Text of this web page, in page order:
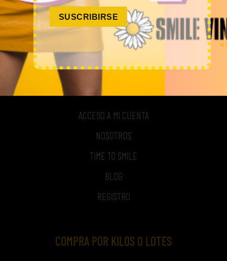
experimentado y especializado en el sector de la moda.
MI CUENTA
ACCESO A MI CUENTA
NOSOTROS
TIME TO SMILE
BLOG
REGISTRO
COMPRA POR KILOS O LOTES
SUSCRIBIRSE